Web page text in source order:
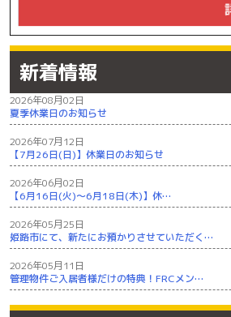
新着情報
2026年08月02日
夏季休業日のお知らせ
2026年07月12日
【7月26日(日)】休業日のお知らせ
2026年06月02日
【6月16日(火)～6月18日(木)】休…
2026年05月25日
姫路市にて、新たにお預かりさせていただく…
2026年05月11日
管理物件ご入居者様だけの特典！FRCメン…